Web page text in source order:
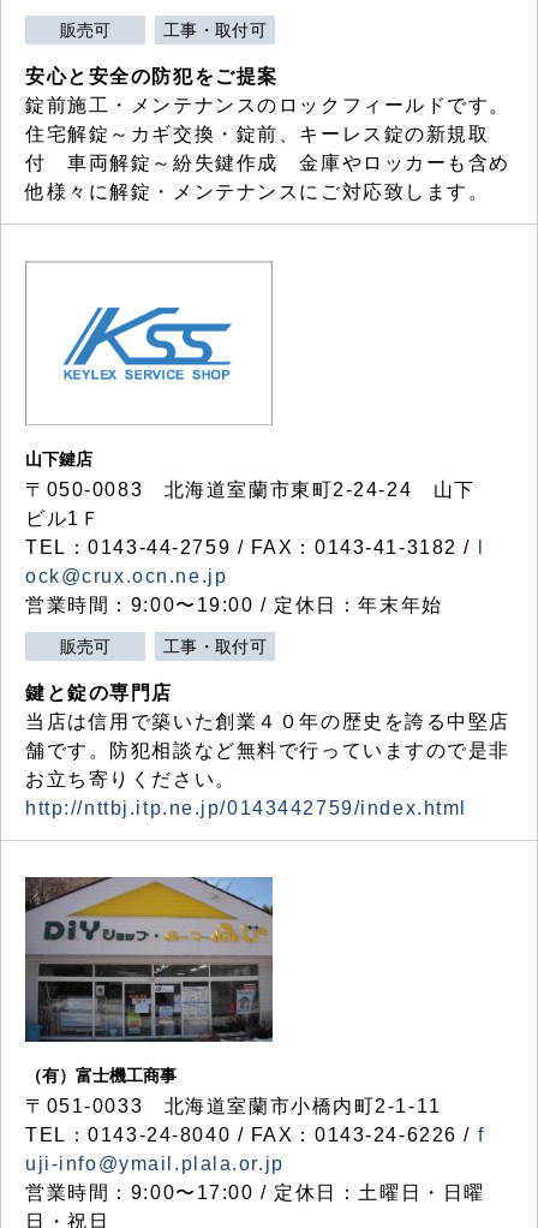
販売可 工事・取付可
安心と安全の防犯をご提案
錠前施工・メンテナンスのロックフィールドです。
住宅解錠～カギ交換・錠前、キーレス錠の新規取
付 車両解錠～紛失鍵作成 金庫やロッカーも含め
他様々に解錠・メンテナンスにご対応致します。
山下鍵店
〒050-0083 北海道室蘭市東町2-24-24 山下
ビル1Ｆ
TEL：0143-44-2759 / FAX：0143-41-3182 /
ock@crux.ocn.ne.jp
営業時間：9:00〜19:00 / 定休日：年末年始
販売可 工事・取付可
鍵と錠の専門店
当店は信用で築いた創業４０年の歴史を誇る中堅店
舗です。防犯相談など無料で行っていますので是非
お立ち寄りください。
http://nttbj.itp.ne.jp/0143442759/index.html
（有）富士機工商事
〒051-0033 北海道室蘭市小橋内町2-1-11
TEL：0143-24-8040 / FAX：0143-24-6226 / f
uji-info@ymail.plala.or.jp
営業時間：9:00〜17:00 / 定休日：土曜日・日曜
日・祝日